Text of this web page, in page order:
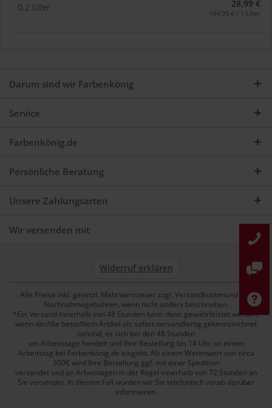
0,2 Liter 28,99 €
144,95 € / 1 Liter
Darum sind wir Farbenkönig
Service
Farbenkönig.de
Persönliche Beratung
Unsere Zahlungsarten
Wir versenden mit
Widerruf erklären
Alle Preise inkl. gesetzl. Mehrwertsteuer zzgl. Versandkostenund ggf.
Nachnahmegebühren, wenn nicht anders beschrieben.
*Ein Versand innerhalb von 48 Stunden kann dann gewährleistet werden,
wenn der/die bestellte/n Artikel als sofort versandfertig gekennzeichnet
ist/sind, es sich bei den 48 Stunden
um Arbeitstage handelt und Ihre Bestellung bis 14 Uhr an einem
Arbeitstag bei Farbenkönig.de eingeht. Ab einem Warenwert von circa
300€ wird Ihre Bestellung ggf. mit einer Spedition
versendet und an Arbeistagen in der Regel innerhalb von 72 Stunden an
Sie versendet. In diesem Fall würden wir Sie telefonisch vorab darüber
informieren.